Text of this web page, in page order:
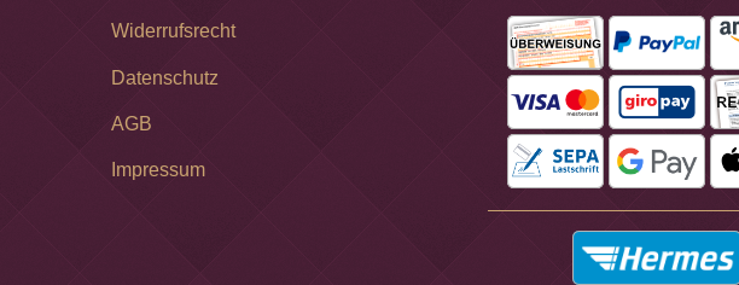
Widerrufsrecht
Datenschutz
AGB
Impressum